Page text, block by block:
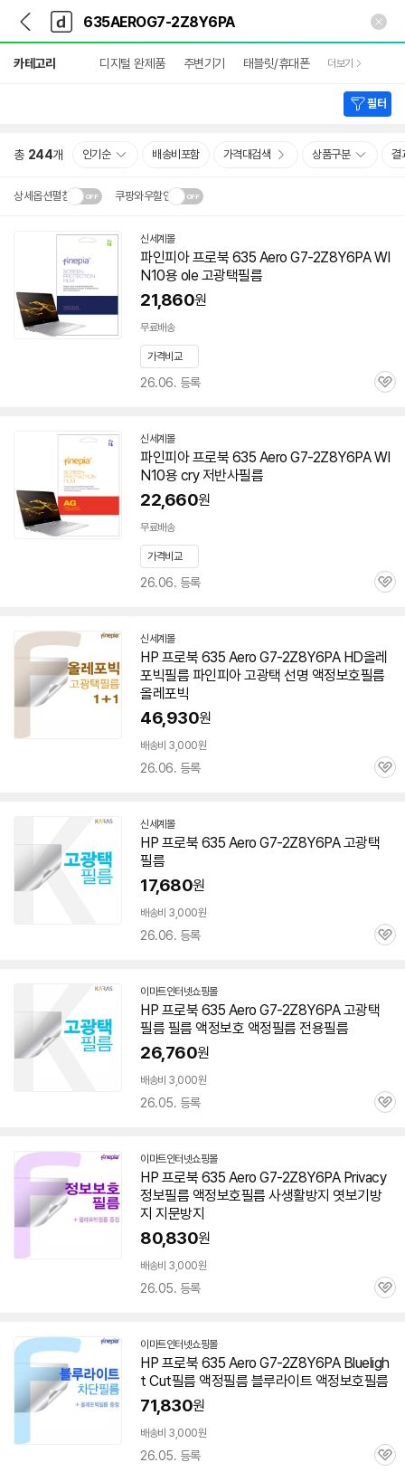
다
나
와
가
기
다
와
메
인
카테고리 디지털 완제품 주변기기 태블릿/휴대폰 더보기
필터
총 244개 인기순 배송비포함 가격대검색 상품구분 결
상세옵션펼침 쿠팡와우할인
설치 환경·지역에 따라
배송·설치비가 달라집니다.닫
기
신세계몰
파인피아 프로북 635 Aero G7-2Z8Y6PAWI
N10용 ole 고광택필름
21,860원
무료배송
가격비교
26.06. 등록
관
신세계몰
파인피아 프로북 635 Aero G7-2Z8Y6PAWI
N10용 cry 저반사필름
22,660원
무료배송
가격비교
26.06. 등록
관
신세계몰
HP 프로북 635 Aero G7-2Z8Y6PAHD올레
포빅필름 파인피아 고광택 선명 액정보호필름
올레포빅
46,930원
배송비 3,000원
26.06. 등록
관
신세계몰
HP 프로북 635 Aero G7-2Z8Y6PA고광택
필름
17,680원
배송비 3,000원
26.06. 등록
관
이마트인터넷쇼핑몰
HP 프로북 635 Aero G7-2Z8Y6PA고광택
필름 필름 액정보호 액정필름 전용필름
26,760원
배송비 3,000원
26.05. 등록
관
이마트인터넷쇼핑몰
HP 프로북 635 Aero G7-2Z8Y6PAPrivacy
정보필름 액정보호필름 사생활방지 엿보기방
지 지문방지
80,830원
배송비 3,000원
26.05. 등록
관
이마트인터넷쇼핑몰
HP 프로북 635 Aero G7-2Z8Y6PABlueligh
t Cut필름 액정필름 블루라이트 액정보호필름
71,830원
배송비 3,000원
26.05. 등록
관